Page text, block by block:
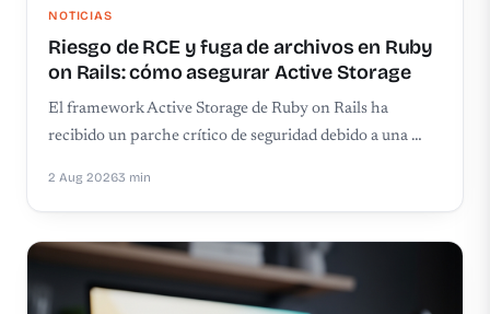
NOTICIAS
Riesgo de RCE y fuga de archivos en Ruby
on Rails: cómo asegurar Active Storage
El framework Active Storage de Ruby on Rails ha
recibido un parche crítico de seguridad debido a una …
2 Aug 20263 min